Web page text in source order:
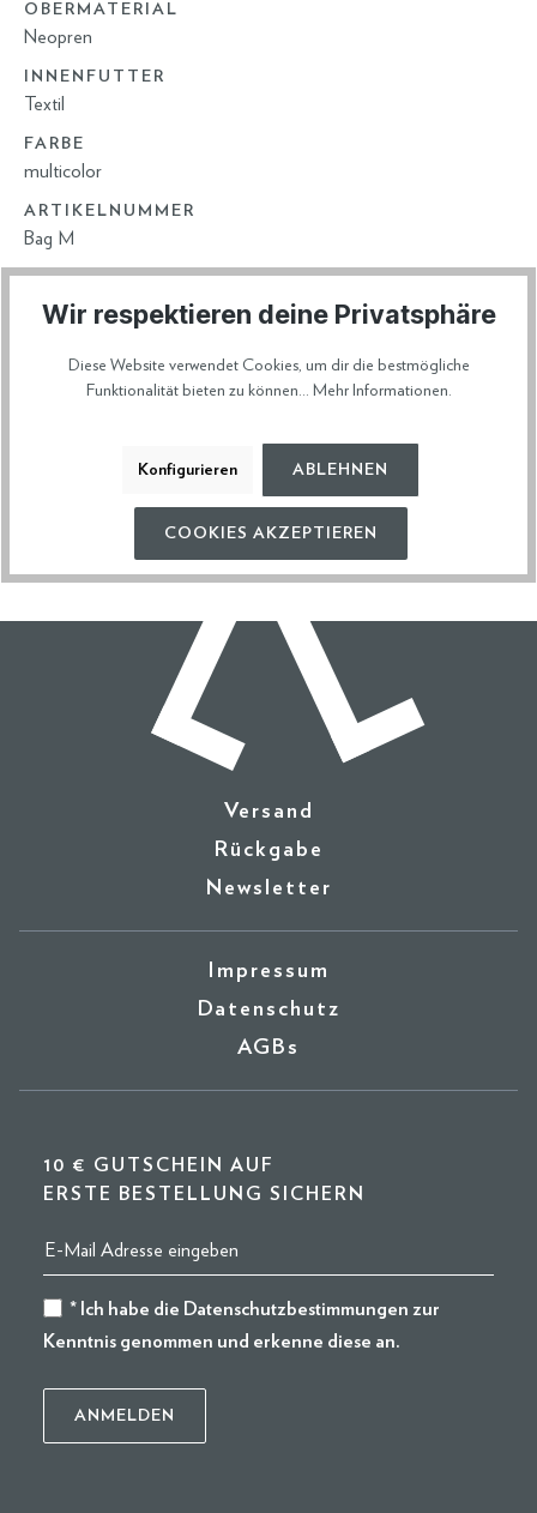
OBERMATERIAL
Neopren
INNENFUTTER
Textil
FARBE
multicolor
ARTIKELNUMMER
Bag M
VERSAND & RETOURE
Diese Artikel könnten dir auch gefallen
Versand
Rückgabe
Newsletter
Impressum
Datenschutz
AGBs
10 € GUTSCHEIN AUF
ERSTE BESTELLUNG SICHERN
* Ich habe die Datenschutzbestimmungen zur
Kenntnis genommen und erkenne diese an.
Wir respektieren deine Privatsphäre
Diese Website verwendet Cookies, um dir die bestmögliche
Funktionalität bieten zu können... Mehr Informationen.
Konfigurieren ABLEHNEN
COOKIES AKZEPTIEREN